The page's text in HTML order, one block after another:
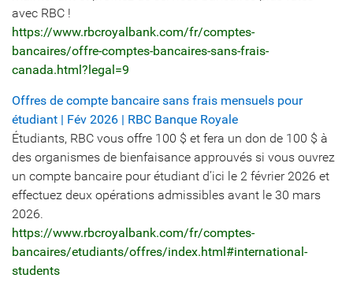
avec RBC !
https://www.rbcroyalbank.com/fr/comptes-
bancaires/offre-comptes-bancaires-sans-frais-
canada.html?legal=9
Offres de compte bancaire sans frais mensuels pour
étudiant | Fév 2026 | RBC Banque Royale
Étudiants, RBC vous offre 100 $ et fera un don de 100 $ à
des organismes de bienfaisance approuvés si vous ouvrez
un compte bancaire pour étudiant d’ici le 2 février 2026 et
effectuez deux opérations admissibles avant le 30 mars
2026.
https://www.rbcroyalbank.com/fr/comptes-
bancaires/etudiants/offres/index.html#international-
students